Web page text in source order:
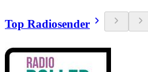
Top Radiosender